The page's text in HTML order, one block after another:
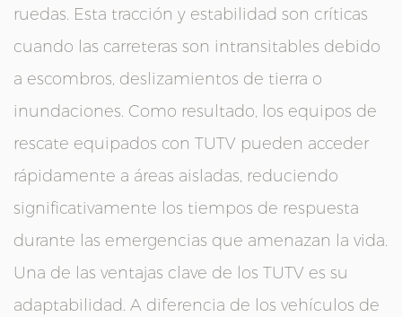
ruedas. Esta tracción y estabilidad son críticas
cuando las carreteras son intransitables debido
a escombros, deslizamientos de tierra o
inundaciones. Como resultado, los equipos de
rescate equipados con TUTV pueden acceder
rápidamente a áreas aisladas, reduciendo
significativamente los tiempos de respuesta
durante las emergencias que amenazan la vida.
Una de las ventajas clave de los TUTV es su
adaptabilidad. A diferencia de los vehículos de